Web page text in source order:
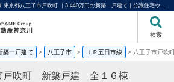
八王子市戸吹町 新築戸建 全１６棟 東京都八王子市戸吹町 ｜3,440万円の新築一戸建て｜分譲住宅や新築物件｜ME不動産神奈川
検索
築一戸建て > 八王子市 > ＪＲ五日市線 > 八王子市戸
戸吹町 新築戸建 全１６棟